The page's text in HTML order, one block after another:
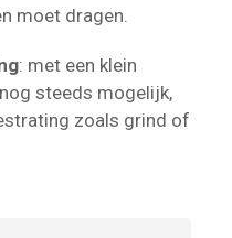
moet dragen.
: met een klein
steeds mogelijk,
zoals grind of